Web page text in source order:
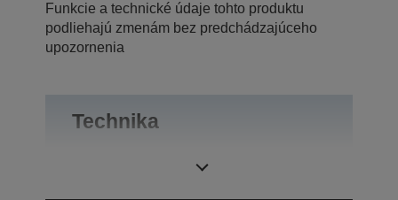
Funkcie a technické údaje tohto produktu
podliehajú zmenám bez predchádzajúceho
upozornenia
Technika